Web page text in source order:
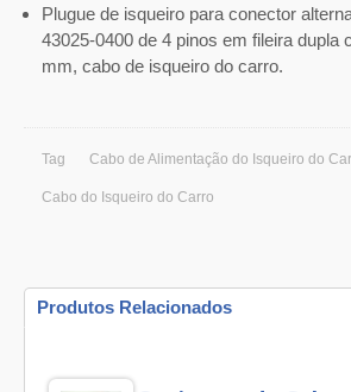
Plugue de isqueiro para conector
43025-0400 de 4 pinos em fileira dupla
mm, cabo de isqueiro do carro.
Tag Cabo de Alimentação do Isqueiro do
Cabo do Isqueiro do Carro
Produtos Relacionados